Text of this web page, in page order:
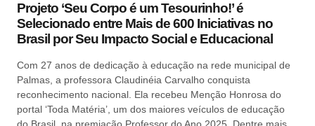
Projeto ‘Seu Corpo é um Tesourinho!’ é
Selecionado entre Mais de 600 Iniciativas no
Brasil por Seu Impacto Social e Educacional
Com 27 anos de dedicação à educação na rede municipal de
Palmas, a professora Claudinéia Carvalho conquista
reconhecimento nacional. Ela recebeu Menção Honrosa do
portal ‘Toda Matéria’, um dos maiores veículos de educação